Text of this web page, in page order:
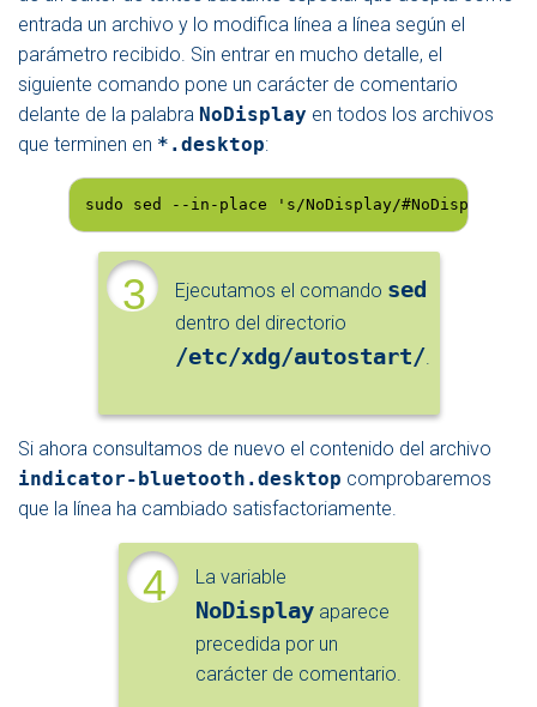
entrada un archivo y lo modifica línea a línea según el
parámetro recibido. Sin entrar en mucho detalle, el
siguiente comando pone un carácter de comentario
delante de la palabra NoDisplay en todos los archivos
que terminen en *.desktop:
sudo sed --in-place 's/NoDisplay/#NoDisplay/g'
3 Ejecutamos el comando sed
dentro del directorio
/etc/xdg/autostart/
Si ahora consultamos de nuevo el contenido del archivo
indicator-bluetooth.desktop comprobaremos
que la línea ha cambiado satisfactoriamente.
4 La variable
NoDisplay aparece
precedida por un
carácter de comentario.